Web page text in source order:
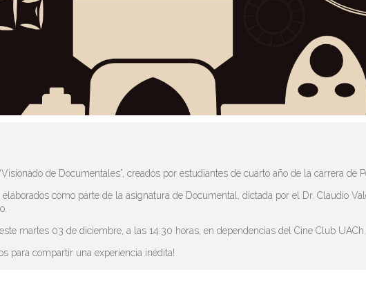
de Documentales”, creados por estudiantes de cuarto año de la carrera de
como parte de la asignatura de Documental, dictada por el Dr. Claudio
martes 03 de diciembre, a las 14:30 horas, en dependencias del Cine Club UACh.
para compartir una experiencia inédita!